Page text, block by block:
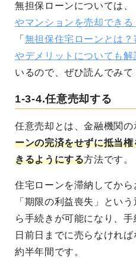
無担保ローンについては、
やマンションを売却でき
「 無担保住宅ローンとは
やデメリットについても解
いるので、ぜひ読んでみて
1-3-4.任意売却する
任意売却とは、金融機関の
ーンの完済をせずに抵当
きるようにする方法です。
住宅ローンを滞納してから
「期限の利益喪失」とい
ら手続きが可能になり、
日前日までに売らなけれ
約半年間です。